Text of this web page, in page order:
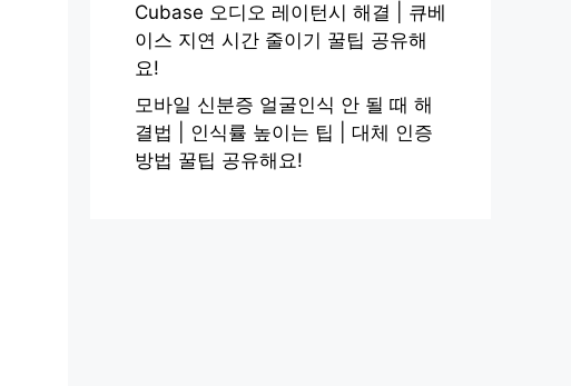
Cubase 오디오 레이턴시 해결 | 큐베
이스 지연 시간 줄이기 꿀팁 공유해
요!
모바일 신분증 얼굴인식 안 될 때 해
결법 | 인식률 높이는 팁 | 대체 인증
방법 꿀팁 공유해요!